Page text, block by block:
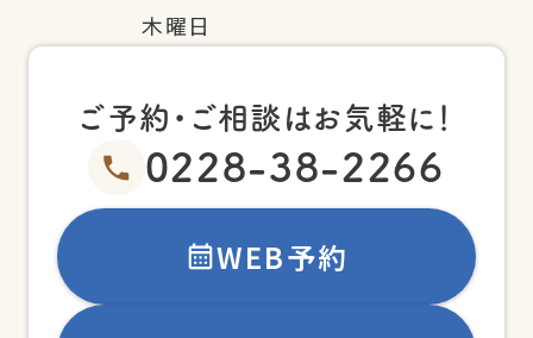
木曜日
ご予約・ご相談はお気軽に！
0228-38-2266
WEB予約